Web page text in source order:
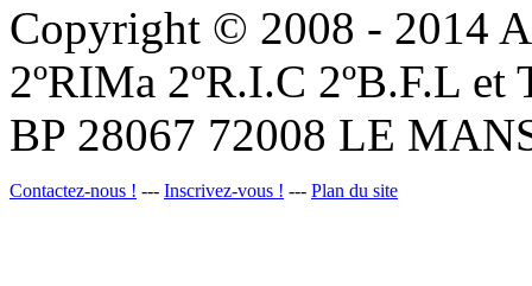
Copyright © 2008 - 2014
2ºRIMa 2ºR.I.C 2ºB.F.L
BP 28067 72008 LE
Contactez-nous ! --- Inscrivez-vous ! --- Plan du site